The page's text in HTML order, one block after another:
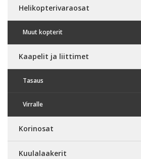
Helikopterivaraosat
Muut kopterit
Kaapelit ja liittimet
Tasaus
Virralle
Korinosat
Kuulalaakerit